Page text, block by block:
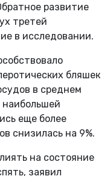
развитие
третей
в исследовании.
бляшек
в среднем
наибольшей
еще более
снизилась на 9%.
на состояние
заявил